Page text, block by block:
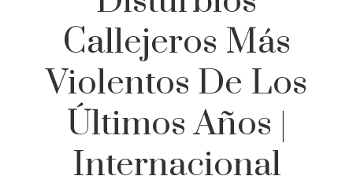
Callejeros Más
Violentos De Los
Últimos Años |
Internacional